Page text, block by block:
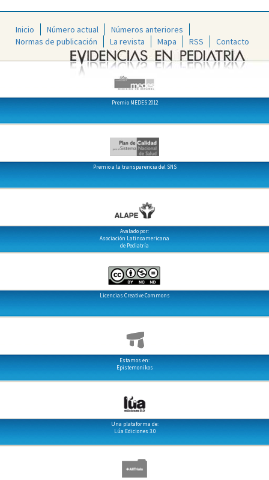
Inicio Número actual
Números anteriores
Normas de publicación
La revista Mapa RSS Contacto
Premio MEDES 2012
Premio a la transparencia del SNS
Avalado por:
Asociación Latinoamericana
de Pediatría
Licencias Creative Commons
Estamos en:
Epistemonikos
Una plataforma de:
Lúa Ediciones 3.0